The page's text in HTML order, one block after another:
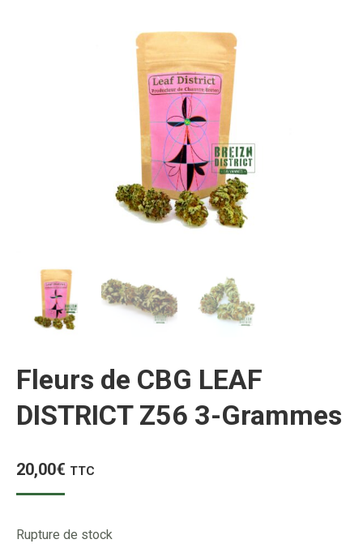
Fleurs de CBG LEAF
DISTRICT Z56 3-Grammes
20,00€ TTC
Rupture de stock